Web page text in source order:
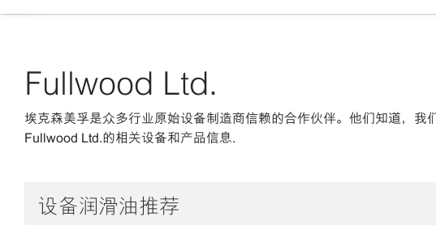
Fullwood Ltd.
埃克森美孚是众多行业原始设备制造商信赖的合作伙伴。他们知道，
Fullwood Ltd.的相关设备和产品信息.
设备润滑油推荐